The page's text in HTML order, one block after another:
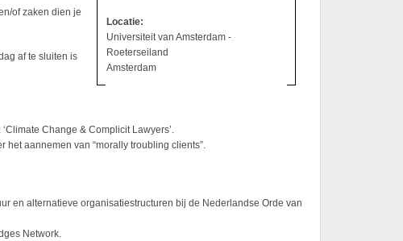
Locatie:
Universiteit van Amsterdam -
Roeterseiland
Amsterdam
of zaken dien je
af te sluiten is
Change & Complicit Lawyers’.
aannemen van “morally troubling clients”.
en alternatieve organisatiestructuren bij de Nederlandse Orde van
Network.